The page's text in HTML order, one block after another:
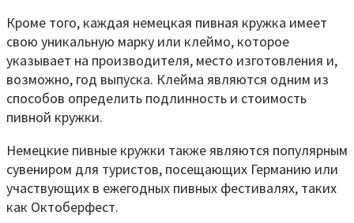
Кроме того, каждая немецкая пивная кружка имеет
свою уникальную марку или клеймо, которое
указывает на производителя, место изготовления и,
возможно, год выпуска. Клейма являются одним из
способов определить подлинность и стоимость
пивной кружки.
Немецкие пивные кружки также являются популярным
сувениром для туристов, посещающих Германию или
участвующих в ежегодных пивных фестивалях, таких
как Октоберфест.